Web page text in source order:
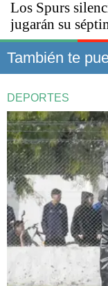
Los Spurs
jugarán su
También te
DEPORTES